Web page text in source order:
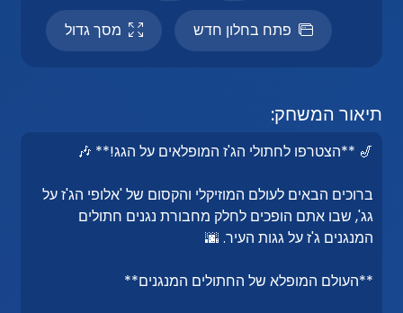
פתח בחלון חדש מסך גדול
תיאור המשחק:
🎷 **הצטרפו לחתולי הג'ז המופלאים על הגג!** 🎶
ברוכים הבאים לעולם המוזיקלי והקסום של 'אלופי הג'ז על
גג', שבו אתם הופכים לחלק מחבורת נגנים חתולים
המנגנים ג'ז על גגות העיר. 🌆
**העולם המופלא של החתולים המנגנים**